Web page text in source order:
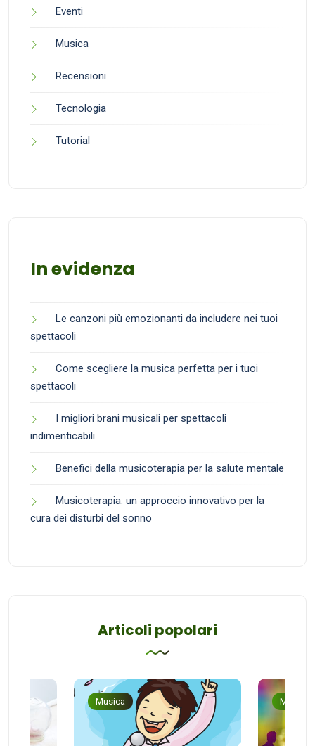
Eventi
Musica
Recensioni
Tecnologia
Tutorial
In evidenza
Le canzoni più emozionanti da includere nei tuoi
spettacoli
Come scegliere la musica perfetta per i tuoi
spettacoli
I migliori brani musicali per spettacoli
indimenticabili
Benefici della musicoterapia per la salute mentale
Musicoterapia: un approccio innovativo per la
cura dei disturbi del sonno
Articoli popolari
Musica Musica